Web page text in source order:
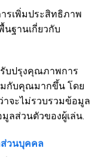
รเพิ่มประสิทธิภาพ
ฐานเกี่ยวกับ
บปรุงคุณภาพการ
กับคุณมากขึ้น โดย
จะไม่รวบรวมข้อมูล
ลส่วนตัวของผู้เล่น.
วนบุคคล